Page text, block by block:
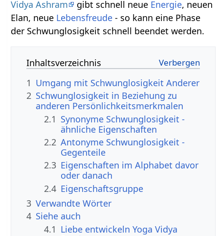
Vidya Ashram
gibt schnell neue Energie, neuen
Elan, neue Lebensfreude - so kann eine Phase
der Schwunglosigkeit schnell beendet werden.
Inhaltsverzeichnis
1 Umgang mit Schwunglosigkeit Anderer
2 Schwunglosigkeit in Beziehung zu
anderen Persönlichkeitsmerkmalen
2.1 Synonyme Schwunglosigkeit -
ähnliche Eigenschaften
2.2 Antonyme Schwunglosigkeit -
Gegenteile
2.3 Eigenschaften im Alphabet davor
oder danach
2.4 Eigenschaftsgruppe
3 Verwandte Wörter
4 Siehe auch
4.1 Liebe entwickeln Yoga Vidya